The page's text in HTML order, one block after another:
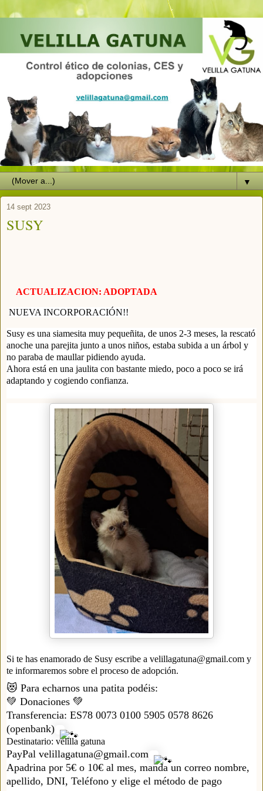
▼
14 sept 2023
SUSY
ACTUALIZACION: ADOPTADA
NUEVA INCORPORACIÓN!!
Susy es una siamesita muy pequeñita, de unos 2-3 meses, la rescató
anoche una parejita junto a unos niños, estaba subida a un árbol y
no paraba de maullar pidiendo ayuda.
Ahora está en una jaulita con bastante miedo, poco a poco se irá
adaptando y cogiendo confianza.
Si te has enamorado de Susy escribe a velillagatuna@gmail.com y
te informaremos sobre el proceso de adopción.
😻 Para echarnos una patita podéis:
💚 Donaciones 💚
Transferencia: ES78 0073 0100 5905 0578 8626
(openbank)
Destinatario: velilla gatuna
PayPal velillagatuna@gmail.com
Apadrina por 5€ o 10€ al mes, manda un correo nombre,
apellido, DNI, Teléfono y elige el método de pago